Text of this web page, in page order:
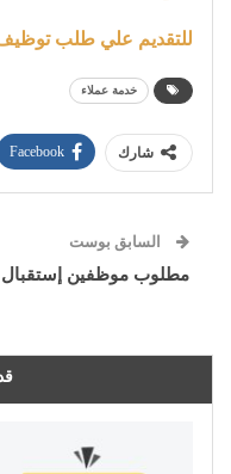
للتقديم علي طلب
خدمة عملاء
شارك Facebook
السابق بوست
مطلوب موظفين إستقبال